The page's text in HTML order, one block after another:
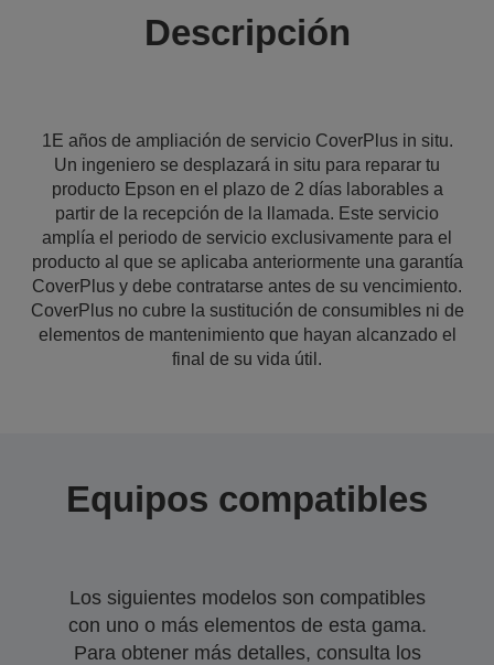
Descripción
1E años de ampliación de servicio CoverPlus in situ.
Un ingeniero se desplazará in situ para reparar tu
producto Epson en el plazo de 2 días laborables a
partir de la recepción de la llamada. Este servicio
amplía el periodo de servicio exclusivamente para el
producto al que se aplicaba anteriormente una garantía
CoverPlus y debe contratarse antes de su vencimiento.
CoverPlus no cubre la sustitución de consumibles ni de
elementos de mantenimiento que hayan alcanzado el
final de su vida útil.
Equipos compatibles
Los siguientes modelos son compatibles
con uno o más elementos de esta gama.
Para obtener más detalles, consulta los